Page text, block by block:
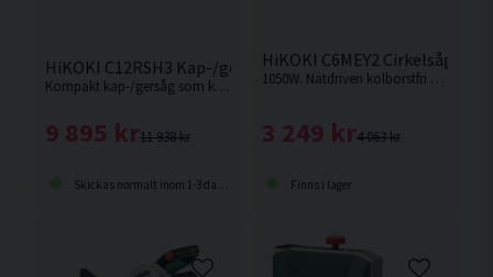
HiKOKI C12RSH3 Kap-/gersåg 305MM (1520W)
Kompakt kap-/gersåg som kan placeras nära vägg. Snabbfäste i framkant för att enkelt låsa sågen i geringsläget och i bakkant för fasningsläget.
11 938 kr
9 895 kr
Skickas normalt inom 1-3 dagar
HiKOKI C6MEY2 Cirkelsåg
1050W. Nätdriven kolborstfri 165mm cirkelsåg från HiKOKI. Högst kapdjup i 165mm klassen.
4 063 kr
3 249 kr
Finns i lager